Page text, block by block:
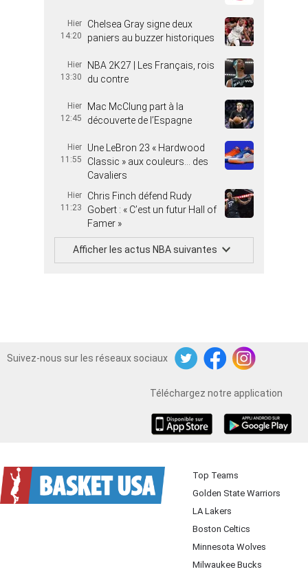
Hier
14:20
Chelsea Gray signe deux
paniers au buzzer historiques
Hier
13:30
NBA 2K27 | Les Français, rois
du contre
Hier
12:45
Mac McClung part à la
découverte de l’Espagne
Hier
11:55
Une LeBron 23 « Hardwood
Classic » aux couleurs… des
Cavaliers
Hier
11:23
Chris Finch défend Rudy
Gobert : « C’est un futur Hall of
Famer »
Afficher les actus NBA suivantes
Suivez-nous sur les réseaux sociaux
TwitterFacebookInstagram
Téléchargez notre application
Top Teams
Golden State Warriors
LA Lakers
Boston Celtics
Minnesota Wolves
Milwaukee Bucks